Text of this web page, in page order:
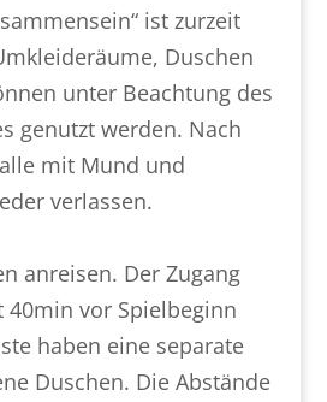
ist zurzeit
Duschen
unter Beachtung des
genutzt werden. Nach
mit Mund und
verlassen.
anreisen. Der Zugang
40min vor Spielbeginn
haben eine separate
Duschen. Die Abstände